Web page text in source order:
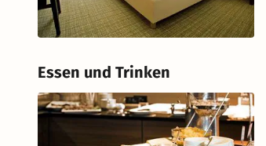
Essen und Trinken